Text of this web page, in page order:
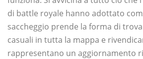
di battle royale hanno adottato
saccheggio prende la forma di
casuali in tutta la mappa e
rappresentano un aggiornamento